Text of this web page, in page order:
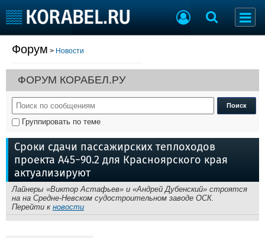
Судостроение
Пульс
Новости
Компании
Репутация
Работа
Крюинг
Журнал
Реклама
Доска объявлений
Продажа флота
Оборудование
Изделия
Услуги
Конференции
Выставки и семинары
Галерея флота
Форум > Новости
ФОРУМ КОРАБЕЛ.РУ
Группировать по теме
Сроки сдачи пассажирских теплоходов
проекта А45−90.2 для Красноярского края
актуализируют
Лайнеры «Виктор Астафьев» и «Андрей Дубенский» строятся
на на Средне-Невском судостроительном заводе ОСК.
Перейти к новости